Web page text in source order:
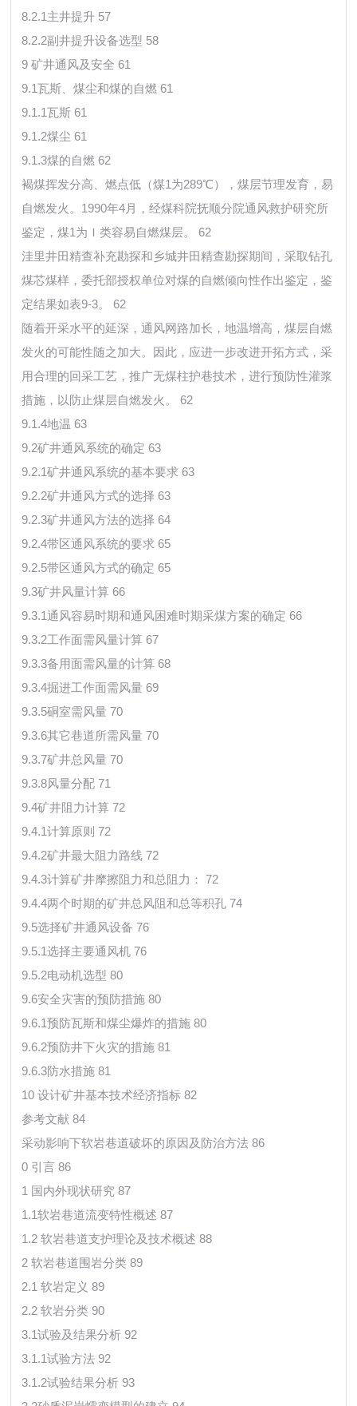
8.2.1主井提升 57
8.2.2副井提升设备选型 58
9 矿井通风及安全 61
9.1瓦斯、煤尘和煤的自燃 61
9.1.1瓦斯 61
9.1.2煤尘 61
9.1.3煤的自燃 62
褐煤挥发分高、燃点低（煤1为289℃），煤层节理发育，易
自燃发火。1990年4月，经煤科院抚顺分院通风救护研究所
鉴定，煤1为Ｉ类容易自燃煤层。 62
洼里井田精查补充勘探和乡城井田精查勘探期间，采取钻孔
煤芯煤样，委托部授权单位对煤的自燃倾向性作出鉴定，鉴
定结果如表9-3。 62
随着开采水平的延深，通风网路加长，地温增高，煤层自燃
发火的可能性随之加大。因此，应进一步改进开拓方式，采
用合理的回采工艺，推广无煤柱护巷技术，进行预防性灌浆
措施，以防止煤层自燃发火。 62
9.1.4地温 63
9.2矿井通风系统的确定 63
9.2.1矿井通风系统的基本要求 63
9.2.2矿井通风方式的选择 63
9.2.3矿井通风方法的选择 64
9.2.4带区通风系统的要求 65
9.2.5带区通风方式的确定 65
9.3矿井风量计算 66
9.3.1通风容易时期和通风困难时期采煤方案的确定 66
9.3.2工作面需风量计算 67
9.3.3备用面需风量的计算 68
9.3.4掘进工作面需风量 69
9.3.5硐室需风量 70
9.3.6其它巷道所需风量 70
9.3.7矿井总风量 70
9.3.8风量分配 71
9.4矿井阻力计算 72
9.4.1计算原则 72
9.4.2矿井最大阻力路线 72
9.4.3计算矿井摩擦阻力和总阻力： 72
9.4.4两个时期的矿井总风阻和总等积孔 74
9.5选择矿井通风设备 76
9.5.1选择主要通风机 76
9.5.2电动机选型 80
9.6安全灾害的预防措施 80
9.6.1预防瓦斯和煤尘爆炸的措施 80
9.6.2预防井下火灾的措施 81
9.6.3防水措施 81
10 设计矿井基本技术经济指标 82
参考文献 84
采动影响下软岩巷道破坏的原因及防治方法 86
0 引言 86
1 国内外现状研究 87
1.1软岩巷道流变特性概述 87
1.2 软岩巷道支护理论及技术概述 88
2 软岩巷道围岩分类 89
2.1 软岩定义 89
2.2 软岩分类 90
3.1试验及结果分析 92
3.1.1试验方法 92
3.1.2试验结果分析 93